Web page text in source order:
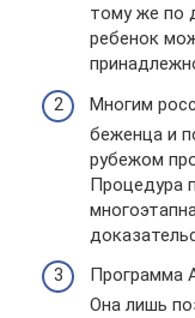
тому же по
ребенок
Многим
беженца и
рубежом
Процедура
Программа
Она лишь